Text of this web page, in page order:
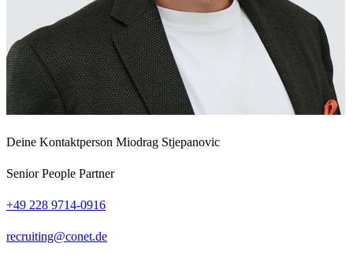
Deine Kontaktperson Miodrag Stjepanovic
Senior People Partner
+49 228 9714-0916
recruiting conet de